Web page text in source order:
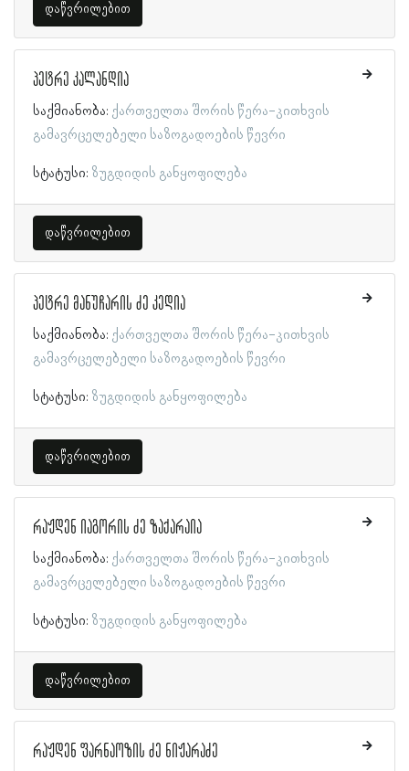
დაწვრილებით
პეტრე კალანდია
საქმიანობა: ქართველთა შორის წერა-კითხვის
გამავრცელებელი საზოგადოების წევრი
სტატუსი: ზუგდიდის განყოფილება
დაწვრილებით
პეტრე მანუჩარის ძე კედია
საქმიანობა: ქართველთა შორის წერა-კითხვის
გამავრცელებელი საზოგადოების წევრი
სტატუსი: ზუგდიდის განყოფილება
დაწვრილებით
რაჟდენ იაგორის ძე ზაქარაია
საქმიანობა: ქართველთა შორის წერა-კითხვის
გამავრცელებელი საზოგადოების წევრი
სტატუსი: ზუგდიდის განყოფილება
დაწვრილებით
რაჟდენ ფარნაოზის ძე ნიჟარაძე